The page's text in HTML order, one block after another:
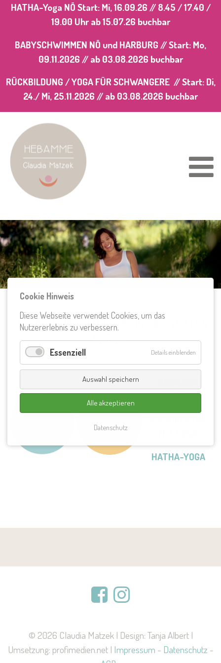
HATHA-Yoga NÖ Start: Mi, 16.09.26 // 8.45 / 17.40 /
19.00 Uhr ab 15.07.26 buchbar
BABYSCHWIMMEN NÖ und HARBURG // Start: Mo,
09.11.2026 // ab 03.08.2026 buchbar
RÜCKBILDUNG / YOGA FÜR SCHWANGERE // Start: Di,
24./ Mi, 25.11.2026 // ab 03.08.2026 buchbar
ERFAHRE MEHR ÜBER MEINE AKTUELLEN
KURSE
SCHWANGERE
HATHA-YOGA
© 2026 Claudia Matzek | Design: Tanja Albert |
Umsetzung: profimedien.net | Impressum - Datenschutz -
Cookie Hinweis
Diese Webseite verwendet Cookies, um das
Nutzererlebnis zu verbessern.
Essenziell Details einblenden
Auswahl speichern
Alle akzeptieren
Datenschutz